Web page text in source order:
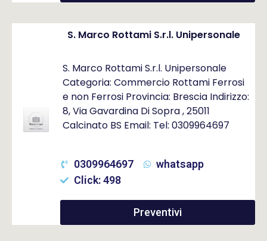
S. Marco Rottami S.r.l. Unipersonale
S. Marco Rottami S.r.l. Unipersonale
Categoria: Commercio Rottami Ferrosi
e non Ferrosi Provincia: Brescia Indirizzo:
8, Via Gavardina Di Sopra , 25011
Calcinato BS Email: Tel: 0309964697
0309964697
whatsapp
Click: 498
Preventivi